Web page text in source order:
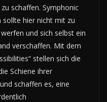
schaffen. Symphonic
sollte hier nicht mit zu
und sich selbst ein
verschaffen. Mit dem
stellen sich die
Schiene ihrer
schaffen es, eine